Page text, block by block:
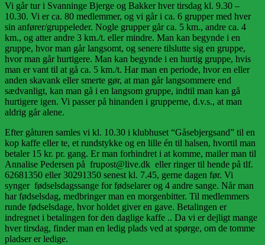
Vi går tur i Svanninge Bjerge og Bakker hver tirsdag kl. 9.30 –
10.30. Vi er ca. 80 medlemmer, og vi går i ca. 6 grupper med hver
sin anfører/gruppeleder. Nogle grupper går ca. 5 km., andre ca. 4
km., og atter andre 3 km./t. eller mindre. Man kan begynde i en
gruppe, hvor man går langsomt, og senere tilslutte sig en gruppe,
hvor man går hurtigere. Man kan begynde i en hurtig gruppe, hvis
man er vant til at gå ca. 5 km./t. Har man en periode, hvor en eller
anden skavank eller smerte gør, at man går langsommere end
sædvanligt, kan man gå i en langsom gruppe, indtil man kan gå
hurtigere igen. Vi passer på hinanden i grupperne, d.v.s., at man
aldrig går alene.
Efter gåturen samles vi kl. 10.30 i klubhuset “Gåsebjergsand” til en
kop kaffe eller te, et rundstykke og en lille én til halsen, hvortil man
betaler 15 kr. pr. gang. Er man forhindret i at komme, mailer man til
Annalise Pedersen på frupost@live.dk eller ringer til hende på tlf.
62681350 eller 30291350 senest kl. 7.45, gerne dagen før. Vi
synger fødselsdagssange for fødselarer og 4 andre sange. Når man
har fødselsdag, medbringer man en morgenbitter. Til medlemmers
runde fødselsdage, hvor holdet giver en gave. Betalingen er
indregnet i betalingen for den daglige kaffe .. Da vi er dejligt mange
hver tirsdag, finder man en ledig plads ved at spørge, om de tomme
pladser er ledige.